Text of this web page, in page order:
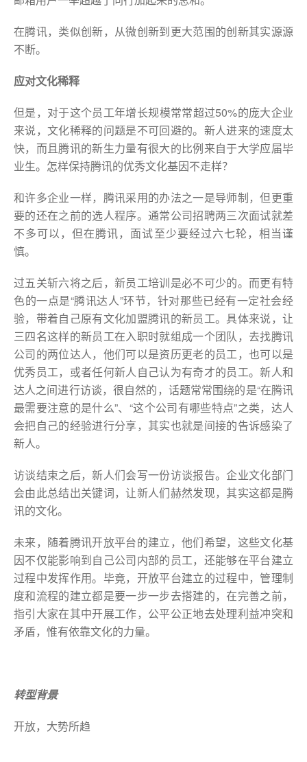
在腾讯，类似创新，从微创新到更大范围的创新其实源源
不断。
应对文化稀释
但是，对于这个员工年增长规模常常超过50%的庞大企业
来说，文化稀释的问题是不可回避的。新人进来的速度太
快，而且腾讯的新生力量有很大的比例来自于大学应届毕
业生。怎样保持腾讯的优秀文化基因不走样？
和许多企业一样，腾讯采用的办法之一是导师制，但更重
要的还在之前的选人程序。通常公司招聘两三次面试就差
不多可以，但在腾讯，面试至少要经过六七轮，相当谨
慎。
过五关斩六将之后，新员工培训是必不可少的。而更有特
色的一点是“腾讯达人”环节，针对那些已经有一定社会经
验，带着自己原有文化加盟腾讯的新员工。具体来说，让
三四名这样的新员工在入职时就组成一个团队，去找腾讯
公司的两位达人，他们可以是资历更老的员工，也可以是
优秀员工，或者任何新人自己认为有奇才的员工。新人和
达人之间进行访谈，很自然的，话题常常围绕的是“在腾讯
最需要注意的是什么”、“这个公司有哪些特点”之类，达人
会把自己的经验进行分享，其实也就是间接的告诉感染了
新人。
访谈结束之后，新人们会写一份访谈报告。企业文化部门
会由此总结出关键词，让新人们赫然发现，其实这都是腾
讯的文化。
未来，随着腾讯开放平台的建立，他们希望，这些文化基
因不仅能影响到自己公司内部的员工，还能够在平台建立
过程中发挥作用。毕竟，开放平台建立的过程中，管理制
度和流程的建立都是要一步一步去搭建的，在完善之前，
指引大家在其中开展工作，公平公正地去处理利益冲突和
矛盾，惟有依靠文化的力量。
转型背景
开放，大势所趋